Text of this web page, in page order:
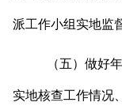
派工作小组 实地监
（五）做好
实地核查工作情况